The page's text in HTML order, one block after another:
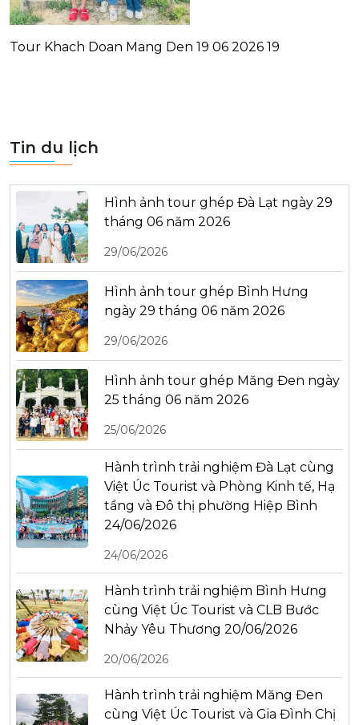
Tour Khach Doan Mang Den 19 06 2026 19
Tin du lịch
Hình ảnh tour ghép Đà Lạt ngày 29
tháng 06 năm 2026
29/06/2026
Hình ảnh tour ghép Bình Hưng
ngày 29 tháng 06 năm 2026
29/06/2026
Hình ảnh tour ghép Măng Đen ngày
25 tháng 06 năm 2026
25/06/2026
Hành trình trải nghiệm Đà Lạt cùng
Việt Úc Tourist và Phòng Kinh tế, Hạ
tầng và Đô thị phường Hiệp Bình
24/06/2026
24/06/2026
Hành trình trải nghiệm Bình Hưng
cùng Việt Úc Tourist và CLB Bước
Nhảy Yêu Thương 20/06/2026
20/06/2026
Hành trình trải nghiệm Măng Đen
cùng Việt Úc Tourist và Gia Đình Chị